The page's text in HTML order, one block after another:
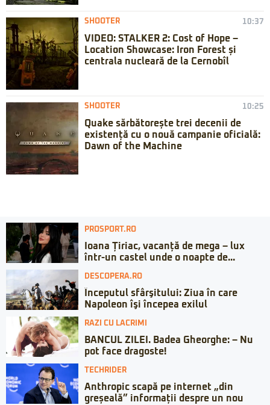
SHOOTER 10:37
VIDEO: STALKER 2: Cost of Hope –
Location Showcase: Iron Forest și
centrala nucleară de la Cernobîl
SHOOTER 10:25
Quake sărbătorește trei decenii de
existență cu o nouă campanie oficială:
Dawn of the Machine
PROSPORT.RO
Ioana Țiriac, vacanță de mega – lux
într-un castel unde o noapte de...
DESCOPERA.RO
Începutul sfârşitului: Ziua în care
Napoleon îşi începea exilul
RAZI CU LACRIMI
BANCUL ZILEI. Badea Gheorghe: – Nu
pot face dragoste!
TECHRIDER
Anthropic scapă pe internet „din
greșeală” informații despre un nou